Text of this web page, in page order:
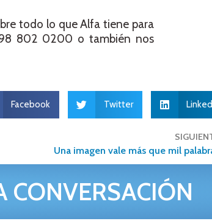
todo lo que Alfa tiene para
802 0200 o también nos
Facebook Twitter
Una imagen vale más que mil